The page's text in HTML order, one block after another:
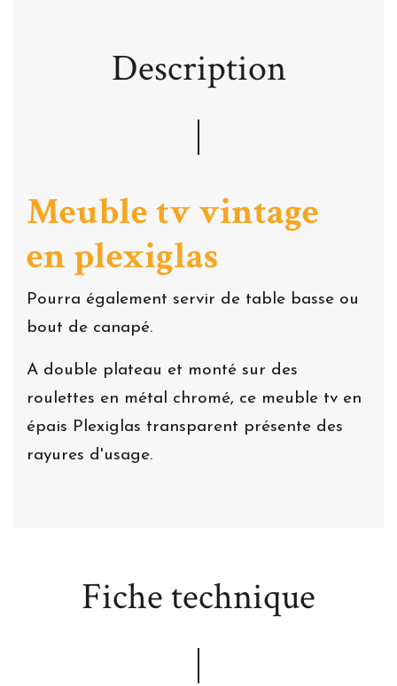
Description
Meuble tv vintage
en plexiglas
Pourra également servir de table basse ou
bout de canapé.
A double plateau et monté sur des
roulettes en métal chromé, ce meuble tv en
épais Plexiglas transparent présente des
rayures d'usage.
Fiche technique